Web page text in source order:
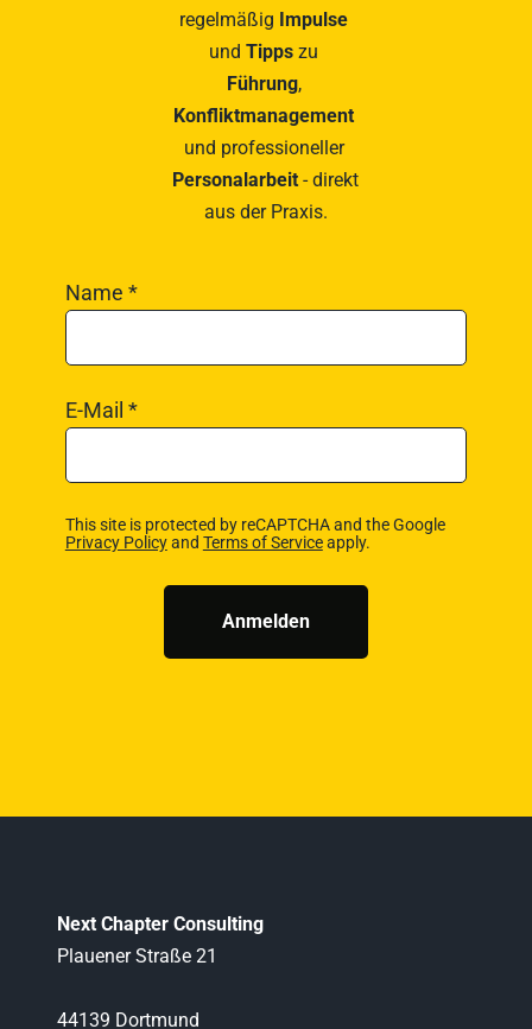
regelmäßig Impulse
und Tipps
Führung,
Konfliktmanagement
und professioneller
Personalarbeit - direkt
aus der Praxis.
Name *
E-Mail *
This site is protected by reCAPTCHA and the Google
Privacy Policyand Terms of Serviceapply.
Anmelden
Next Chapter Consulting
Plauener Straße 21
44139 Dortmund